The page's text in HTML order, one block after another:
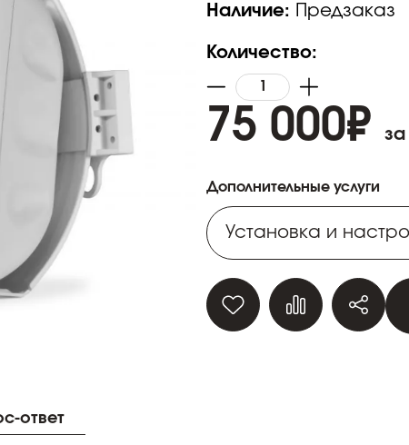
ответ
Наличие: Предзаказ
Количество:
75 000₽
Дополнительные услуги
Установка и
Установка и
Установка и